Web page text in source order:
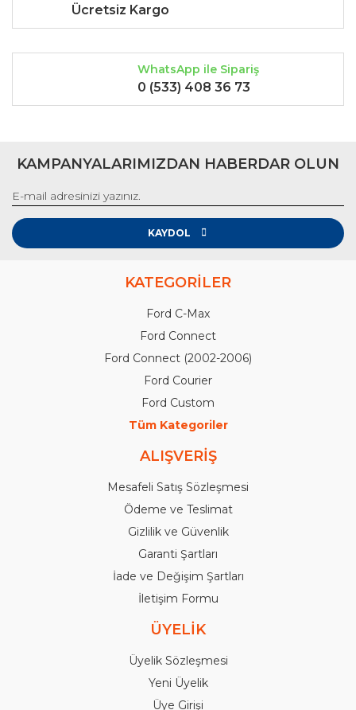
Ücretsiz Kargo
WhatsApp ile Sipariş
0 (533) 408 36 73
KAMPANYALARIMIZDAN HABERDAR OLUN
KAYDOL
KATEGORİLER
Ford C-Max
Ford Connect
Ford Connect (2002-2006)
Ford Courier
Ford Custom
Tüm Kategoriler
ALIŞVERİŞ
Mesafeli Satış Sözleşmesi
Ödeme ve Teslimat
Gizlilik ve Güvenlik
Garanti Şartları
İade ve Değişim Şartları
İletişim Formu
ÜYELİK
Üyelik Sözleşmesi
Yeni Üyelik
Üye Girişi